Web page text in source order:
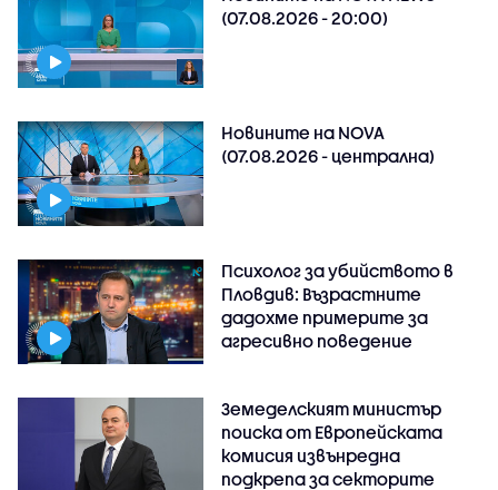
(07.08.2026 - 20:00)
Новините на NOVA
(07.08.2026 - централна)
Психолог за убийството в
Пловдив: Възрастните
дадохме примерите за
агресивно поведение
Земеделският министър
поиска от Европейската
комисия извънредна
подкрепа за секторите